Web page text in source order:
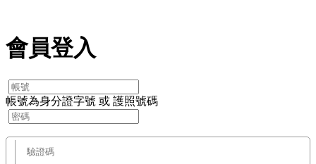
會員登入
帳號為身分證字號 或 護照號碼